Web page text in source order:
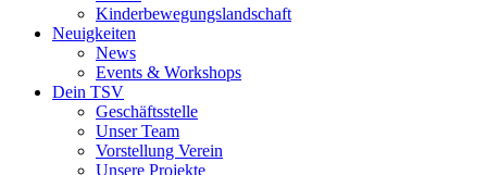
Kinderbewegungslandschaft
Neuigkeiten
News
Events & Workshops
Dein TSV
Geschäftsstelle
Unser Team
Vorstellung Verein
Unsere Projekte